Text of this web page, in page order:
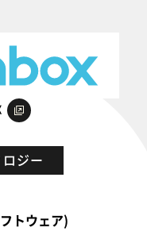
ジー
トウェア)